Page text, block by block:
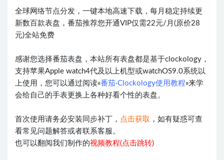
全球网络节点分发，一键本地高速下载，每月稳定持续更
新数百款表盘，番茄推荐您开通VIP仅需22元/月(原价28
元)全站免费
感谢您选择番茄表盘，本站所有表盘都是基于clockology，
支持苹果Apple watch4代及以上机型或watchOS9.0系统以
上使用，您可以通过阅读«番茄·Clockology使用教程»来学
会给自己的手表更换上各种好看个性的表盘。
首次使用请务必安装同步补丁， 点击获取 ，如有疑惑可查
看常见问题解答或者联系客服。
也可以翻阅我们制作的视频教程(点击跳转)